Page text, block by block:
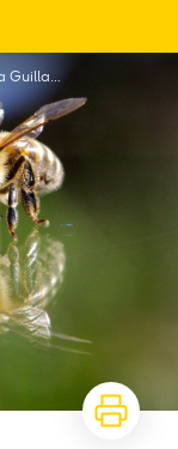
d'art
La cité de l'abeille - Alain Benoît à la Guillaume